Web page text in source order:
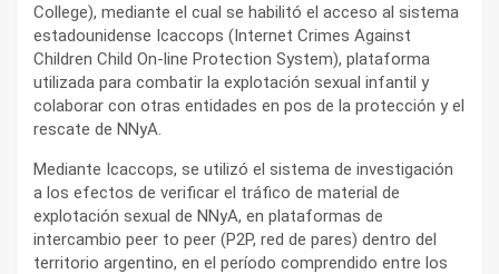
College), mediante el cual se habilitó el acceso al sistema
estadounidense Icaccops (Internet Crimes Against
Children Child On-line Protection System), plataforma
utilizada para combatir la explotación sexual infantil y
colaborar con otras entidades en pos de la protección y el
rescate de NNyA.
Mediante Icaccops, se utilizó el sistema de investigación
a los efectos de verificar el tráfico de material de
explotación sexual de NNyA, en plataformas de
intercambio peer to peer (P2P, red de pares) dentro del
territorio argentino, en el período comprendido entre los